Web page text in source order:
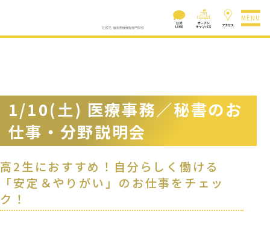
MENU
1/10(土) 医療事務／秘書のお
仕事・分野説明会
高2生におすすめ！自分らしく働ける
「安定＆やりがい」のお仕事をチェッ
ク！